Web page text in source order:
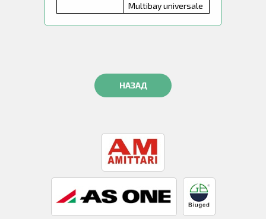
Multibay universale
НАЗАД